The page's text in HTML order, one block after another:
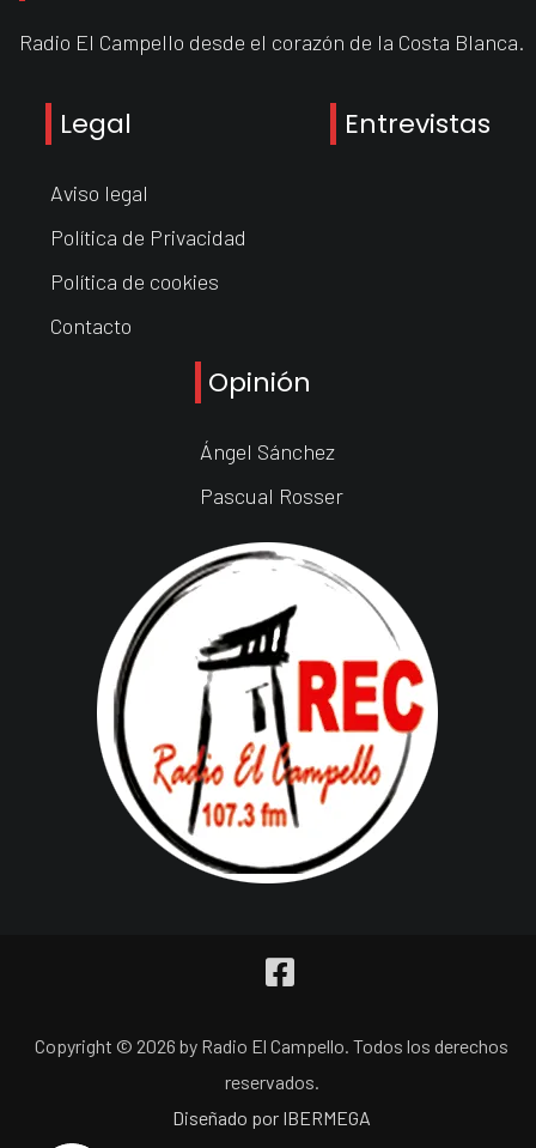
Radio El Campello desde el corazón de la Costa Blanca.
Legal
Aviso legal
Política de Privacidad
Política de cookies
Contacto
Entrevistas
Opinión
Ángel Sánchez
Pascual Rosser
Copyright © 2026 by Radio El Campello. Todos los derechos
reservados.
Diseñado por IBERMEGA